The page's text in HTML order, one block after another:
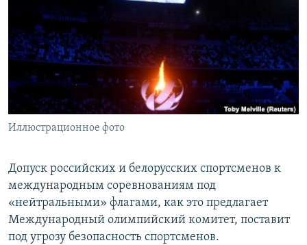
ПОБЕДИТЕЛЕЙ НЕ СУДЯТ?
КРЫМ.НЕПОКОРЕННЫЙ
ELIFBE
УКРАИНСКАЯ ПРОБЛЕМА КРЫМА
ПРИСОЕДИНЯЙТЕСЬ!
Все сайты RFE/RL
Иллюстрационное фото
Допуск российских и белорусских спортсменов к
международным соревнованиям под
«нейтральными» флагами, как это предлагает
Международный олимпийский комитет, поставит
под угрозу безопасность спортсменов.